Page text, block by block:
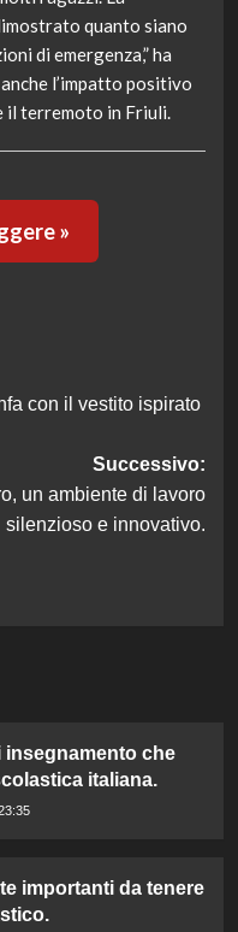
quanto siano
di emergenza,” ha
l’impatto positivo
il terremoto in Friuli.
»
con il vestito ispirato
Successivo:
un ambiente di lavoro
silenzioso e innovativo.
che
italiana.
importanti da tenere